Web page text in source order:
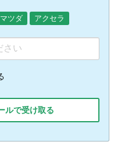
マツダ アクセラ
ルで受け取る